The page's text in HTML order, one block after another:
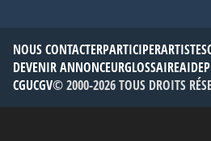
NOUS CONTACTERPARTICIPERARTISTES
DEVENIR ANNONCEURGLOSSAIREAIDE
CGUCGV© 2000-2026 TOUS DROITS